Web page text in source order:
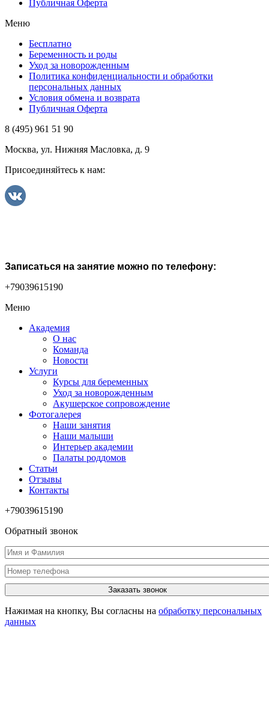
Публичная Оферта
Меню
Беcплатно
Беременность и роды
Уход за новорожденным
Политика конфиденциальности и обработки
персональных данных
Условия обмена и возврата
Публичная Оферта
8 (495) 961 51 90
Москва, ул. Нижняя Масловка, д. 9
Присоединяйтесь к нам:
Записаться на занятие можно по телефону:
+79039615190
Меню
Академия
О нас
Команда
Новости
Услуги
Курсы для беременных
Уход за новорожденным
Акушерское сопровождение
Фотогалерея
Наши занятия
Наши малыши
Интерьер академии
Палаты роддомов
Статьи
Отзывы
Контакты
+79039615190
Обратный звонок
Заказать звонок
Нажимая на кнопку, Вы согласны на обработку персональных
данных